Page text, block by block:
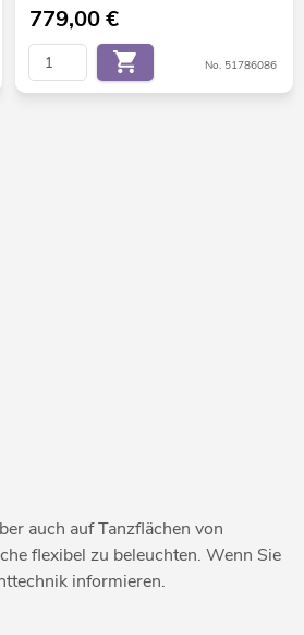
779,00€
No. 51786086
auch auf Tanzflächen von
flexibel zu beleuchten. Wenn Sie
informieren.